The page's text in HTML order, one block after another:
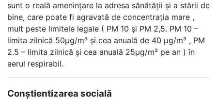
sunt o reală amenințare la adresa sănătății și a stării de
bine, care poate fi agravată de concentrația mare ,
mult peste limitele legale ( PM 10 şi PM 2,5. PM 10 –
limita zilnică 50μg/m³ și cea anuală de 40 μg/m³ , PM
2.5 – limita zilnică și cea anuală 25μg/m³ pe an ) în
aerul respirabil.
Conștientizarea socială